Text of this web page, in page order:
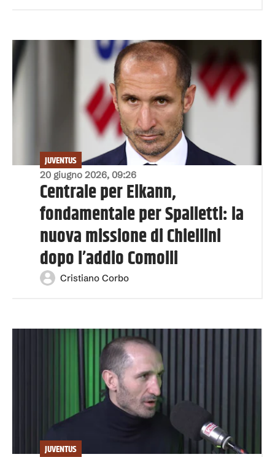
20 giugno 2026, 09:26
JUVENTUS
Centrale per Elkann,
fondamentale per Spalletti: la
nuova missione di Chiellini
dopo l’addio Comolli
Cristiano Corbo
JUVENTUS